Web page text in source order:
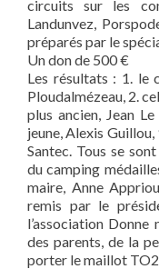
circuits sur les
Landunvez,
préparés par le
Un don de 500 €
Les résultats : 1. le
Ploudalmézeau, 2.
plus ancien, Jean
jeune, Alexis Guillou,
Santec. Tous se
du camping
maire, Anne
remis par le
l’association
des parents, de la
porter le maillot